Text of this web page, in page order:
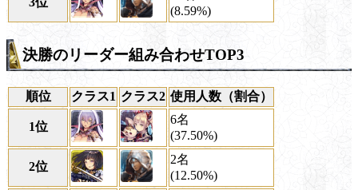
(8.59%)
決勝のリーダー組み合わせTOP3
順位 クラス1 クラス2 使用人数（割合）
1位
6名
(37.50%)
2位
2名
(12.50%)